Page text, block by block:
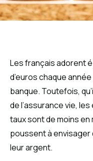
Les français adorent
d’euros chaque
banque. Toutefois,
de l’assurance vie,
taux sont de moins en
poussent à envisager
leur argent.